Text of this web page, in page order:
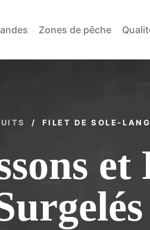
Zones de pêche
/ FILET DE SOLE-